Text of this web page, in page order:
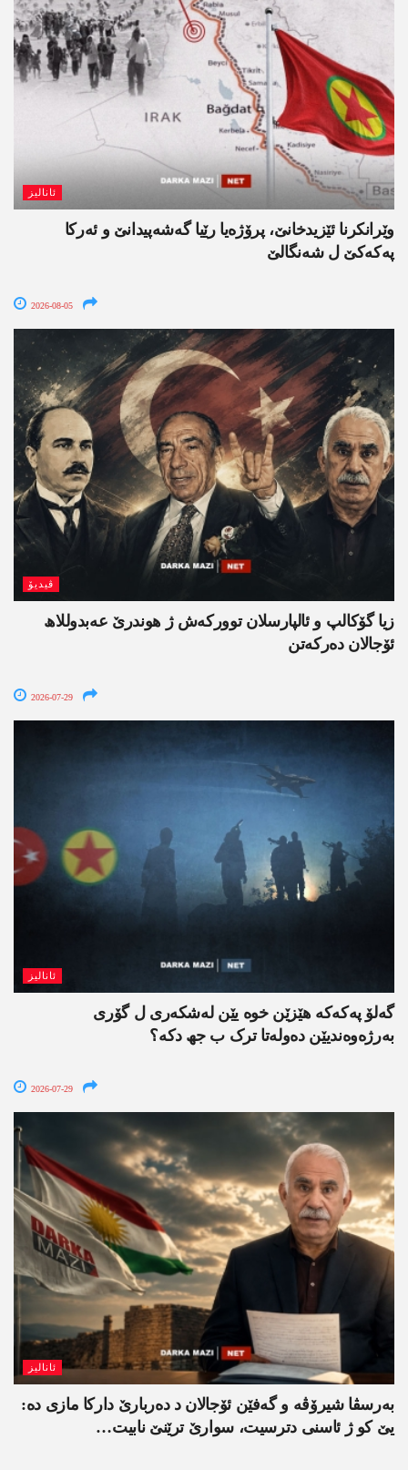
ئانالیز
وێرانکرنا ئێزیدخانێ، پرۆژەیا رێیا گەشەپیدانێ و ئەرکا
پەکەکێ ل شەنگالێ
2026-08-05
ڤیدیۆ
زیا گۆکالپ و ئالپارسلان توورکەش ژ ھوندرێ عەبدوللاھ
ئۆجالان دەرکەتن
2026-07-29
ئانالیز
گەلۆ پەکەکە ھێزێن خوە یێن لەشکەری ل گۆری
بەرژەوەندیێن دەولەتا ترک ب جھ دکە؟
2026-07-29
ئانالیز
بەرسڤا شیرۆڤە و گەفێن ئۆجالان د دەربارێ دارکا مازی دە:
یێ کو ژ ئاسنی دترسیت، سوارێ ترێنێ نابیت…